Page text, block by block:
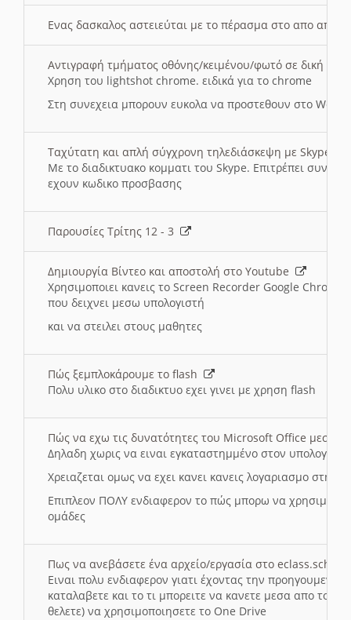
Ενας δασκαλος αστειεύται με το πέρασμα στο απο
Αντιγραφή τμήματος οθόνης/κειμένου/φωτό σε δική
Χρηση του lightshot chrome. ειδικά για το chrome
Στη συνεχεια μπορουν ευκολα να προστεθουν στο Word
Ταχύτατη και απλή σύγχρονη τηλεδιάσκεψη με Skype
Με το διαδικτυακο κομματι του Skype. Επιτρέπει
εχουν κωδικο προσβασης
Παρουσίες Τρίτης 12 - 3
Δημιουργία Βίντεο και αποστολή στο Youtube
Χρησιμοποιει κανεις το Screen Recorder Google Chrome
που δειχνει μεσω υπολογιστή
και να στειλει στους μαθητες
Πώς ξεμπλοκάρουμε το flash
Πολυ υλικο στο διαδικτυο εχει γινει με χρηση flash
Πώς να εχω τις δυνατότητες του Microsoft Office μεσω
Δηλαδη χωρις να ειναι εγκαταστημμένο στον
Χρειαζεται ομως να εχει κανει κανεις λογαριασμο στη
Επιπλεον ΠΟΛΥ ενδιαφερον το πώς μπορω να
ομάδες
Πως να ανεβάσετε ένα αρχείο/εργασία στο eclass.sch.gr
Ειναι πολυ ενδιαφερον γιατι έχοντας την
καταλαβετε και το τι μπορειτε να κανετε μεσα απο το
θελετε) να χρησιμοποιησετε το One Drive